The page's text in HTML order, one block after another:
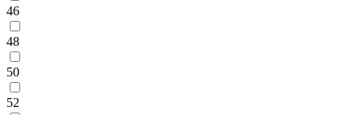
46
48
50
52